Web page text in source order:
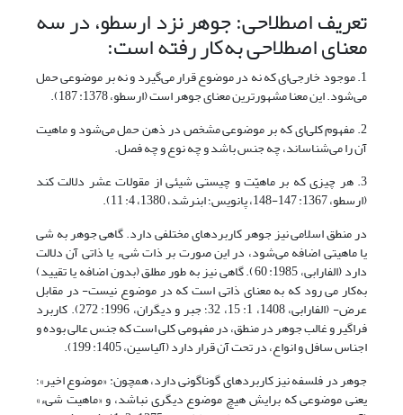
تعریف اصطلاحی: جوهر نزد ارسطو، در سه
معنای اصطلاحی به‌کار رفته است:
1. موجود خارجی‌ای که نه در موضوع قرار می‌گیرد و نه بر موضوعی حمل
می‌شود. این معنا مشهورترین معنای جوهر است (ارسطو، 1378: 187).
2. مفهوم کلی‌ای که بر موضوعی مشخص در ذهن حمل می‌شود و ماهیت
آن را می‌شناساند، چه جنس باشد و چه نوع و چه فصل.
3. هر چیزی که بر ماهیّت و چیستی شیئی از مقولات عشر دلالت کند
(ارسطو، 1367: 147-148، پانویس‌؛ ابن‏رشد، 1380، 4: 11).
در منطق اسلامی نیز جوهر کاربرد‌های مختلفی دارد. گاهی جوهر به شی
یا ماهیتی اضافه می‌شود، در این صورت بر ذات شیء یا ذاتی آن دلالت
دارد (الفارابى، 1985: 60). گاهی نیز به طور مطلق (بدون اضافه یا تقیید)
به‌کار می رود که به معنای ذاتی است که در موضوع نیست- در مقابل
عرض- (الفارابى، 1408، ‏1: 15، 32؛ جبر و دیگران، 1996: 272). کاربرد
فراگیر و غالب جوهر در منطق، در مفهومی کلی است که جنس عالی بوده و
اجناس سافل و انواع، در تحت آن قرار دارد (آل‏یاسین، 1405: 199).
جوهر در فلسفه نیز کاربردهای گوناگونی دارد، همچون: «موضوع اخیر»؛
یعنی موضوعی که برایش هیچ موضوع دیگری نباشد، و «ماهیت شیء»